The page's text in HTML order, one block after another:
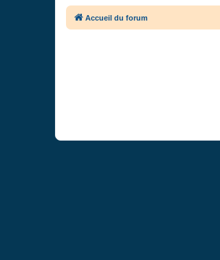
Accueil du forum